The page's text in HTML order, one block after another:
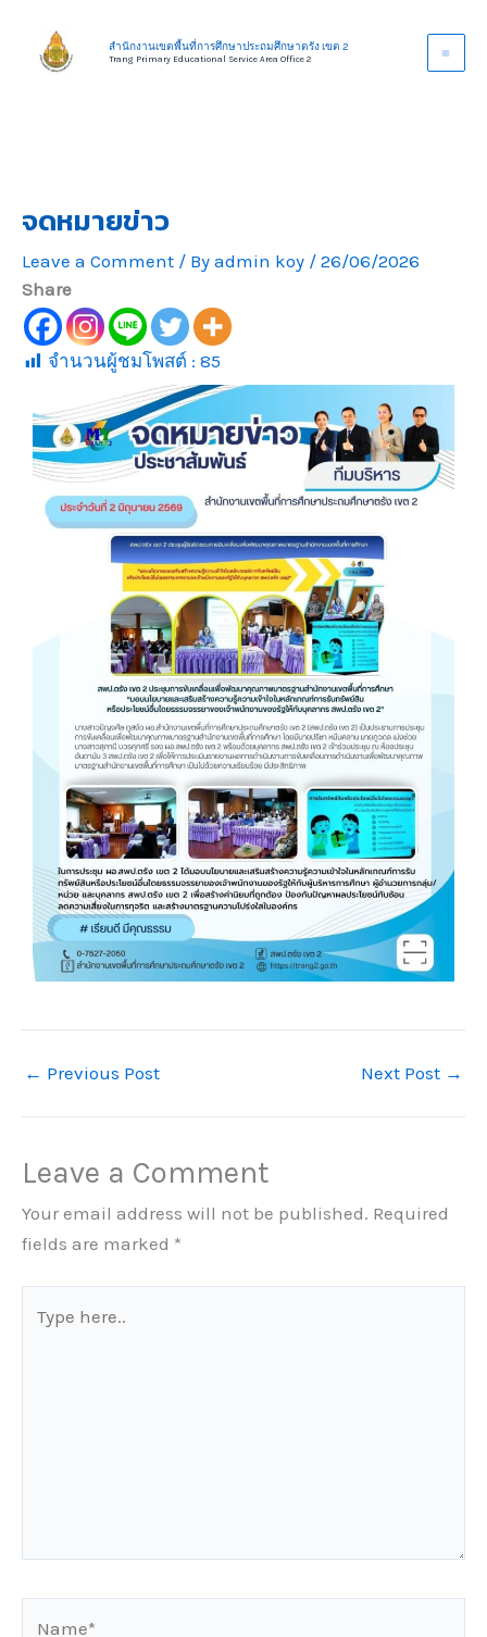
content
สำนักงานเขตพื้นที่การศึกษาประถมศึกษาตรัง เขต 2
Trang Primary Educational Service Area Office 2
จดหมายข่าว
Leave a Comment / By admin koy / 26/06/2026
Share
จำนวนผู้ชมโพสต์ : 85
← Previous Post Next Post →
Leave a Comment
Your email address will not be published. Required
fields are marked *
here..